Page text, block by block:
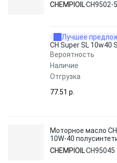
CHEMPIOILCH9502-5
Лучшее
CH Super SL 10w40
Вероятность
Наличие
Отгрузка
77.51 p.
Моторное масло
10W-40
CHEMPIOILCH95045